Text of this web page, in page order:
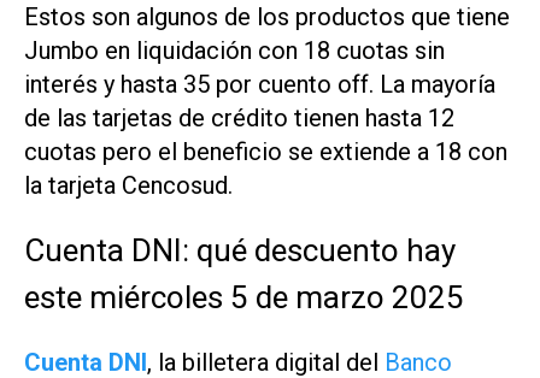
Estos son algunos de los productos que tiene
Jumbo en liquidación con 18 cuotas sin
interés y hasta 35 por cuento off. La mayoría
de las tarjetas de crédito tienen hasta 12
cuotas pero el beneficio se extiende a 18 con
la tarjeta Cencosud.
Cuenta DNI: qué descuento hay
este miércoles 5 de marzo 2025
Cuenta DNI, la billetera digital del Banco